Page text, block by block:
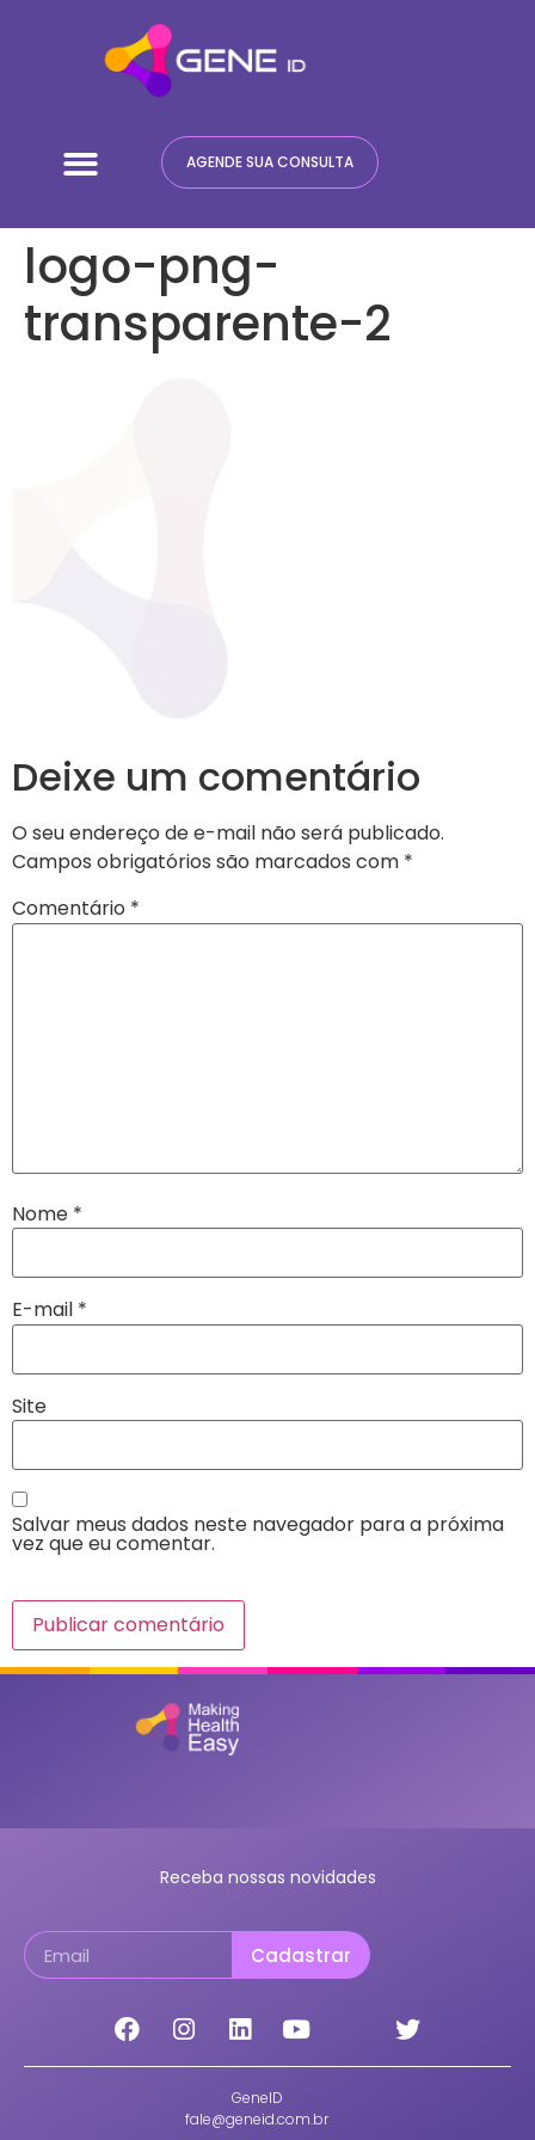
AGENDE SUA CONSULTA
logo-png-
transparente-2
Deixe um comentário
O seu endereço de e-mail não será publicado.
Campos obrigatórios são marcados com *
Comentário *
Nome *
E-mail *
Site
Salvar meus dados neste navegador para a próxima
vez que eu comentar.
Receba nossas novidades
Cadastrar
GeneID
fale@geneid.com.br